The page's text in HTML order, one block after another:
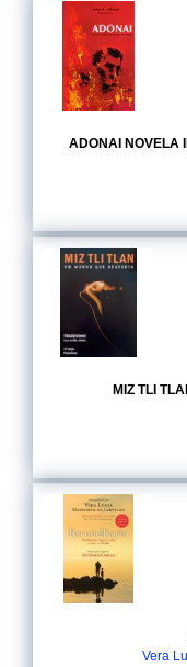
ADONAI NOVELA
MIZ TLI
Vera